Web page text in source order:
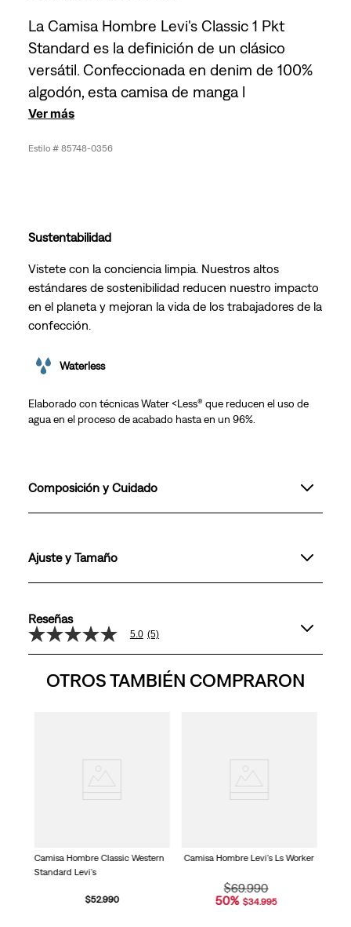
La Camisa Hombre Levi's Classic 1 Pkt
Standard es la definición de un clásico
versátil. Confeccionada en denim de 100%
algodón, esta camisa de manga l
Ver más
85748-0356
Sustentabilidad
Vistete con la conciencia limpia. Nuestros altos
estándares de sostenibilidad reducen nuestro impacto
en el planeta y mejoran la vida de los trabajadores de la
confección.
Waterless
Elaborado con técnicas Water <Less® que reducen el uso de
agua en el proceso de acabado hasta en un 96%.
Composición y Cuidado
Ajuste y Tamaño
Reseñas
5.0
de
estrellas,
valor
5.0 (5)
OTROS TAMBIÉN COMPRARON
Camisa Hombre Classic Western
Standard Levi's
$52.990
Camisa Hombre Levi's Ls Worker
$69.990
50% $34.995